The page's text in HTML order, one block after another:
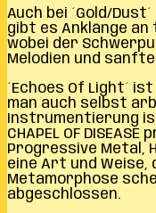
Auch bei ´Gold/
gibt es Anklänge
wobei der
Melodien und
´Echoes Of Light´
man auch selbst
Instrumentierung
CHAPEL OF
Progressive Metal,
eine Art und Weise,
Metamorphose
abgeschlossen.